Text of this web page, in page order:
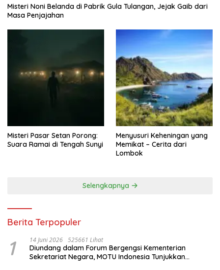
Misteri Noni Belanda di Pabrik Gula Tulangan, Jejak Gaib dari
Masa Penjajahan
Misteri Pasar Setan Porong:
Suara Ramai di Tengah Sunyi
Menyusuri Keheningan yang
Memikat – Cerita dari
Lombok
Selengkapnya
Berita Terpopuler
1 14 Juni 2026 525661 Lihat
Diundang dalam Forum Bergengsi Kementerian
Sekretariat Negara, MOTU Indonesia Tunjukkan